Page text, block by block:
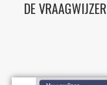
DE